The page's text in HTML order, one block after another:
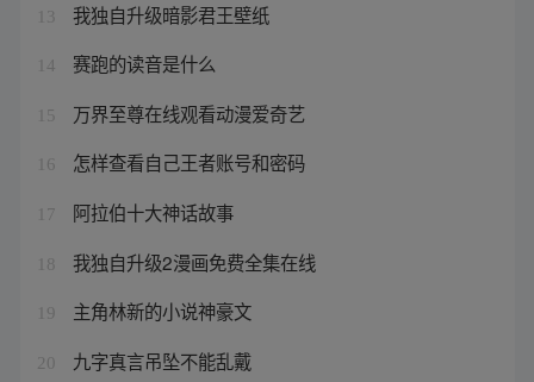
13 我独自升级暗影君王壁纸
14 赛跑的读音是什么
15 万界至尊在线观看动漫爱奇艺
16 怎样查看自己王者账号和密码
17 阿拉伯十大神话故事
18 我独自升级2漫画免费全集在线
19 主角林新的小说神豪文
20 九字真言吊坠不能乱戴